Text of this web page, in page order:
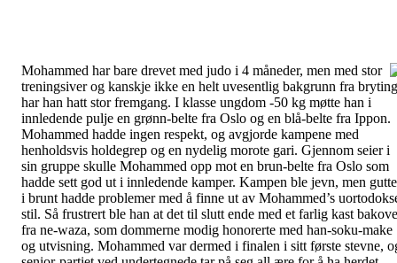
Mohammed har bare drevet med judo i 4 måneder, men med stor
treningsiver og kanskje ikke en helt uvesentlig bakgrunn fra
har han hatt stor fremgang. I klasse ungdom -50 kg møtte han i
innledende pulje en grønn-belte fra Oslo og en blå-belte fra Ippon.
Mohammed hadde ingen respekt, og avgjorde kampene med
henholdsvis holdegrep og en nydelig morote gari. Gjennom seier i
sin gruppe skulle Mohammed opp mot en brun-belte fra Oslo som
hadde sett god ut i innledende kamper. Kampen ble jevn, men
i brunt hadde problemer med å finne ut av Mohammed’s
stil. Så frustrert ble han at det til slutt ende med et farlig kast
fra ne-waza, som dommerne modig honorerte med han-soku-make
og utvisning. Mohammed var dermed i finalen i sitt første stevne,